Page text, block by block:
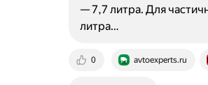
0 avtoexperts.ru
— 7,7 литра. Для
литра…